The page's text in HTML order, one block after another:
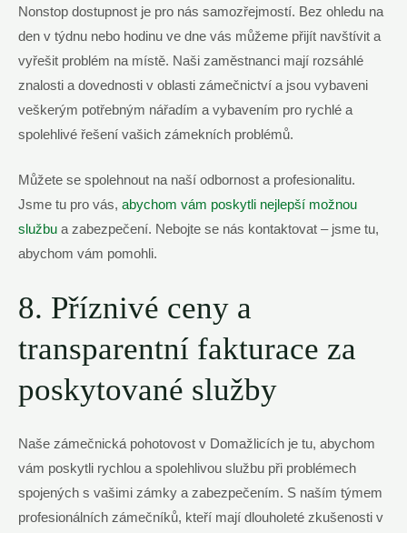
Nonstop dostupnost je pro nás samozřejmostí. Bez ohledu na
den v týdnu nebo hodinu ve dne vás můžeme přijít navštívit a
vyřešit problém na místě. Naši zaměstnanci mají rozsáhlé
znalosti a dovednosti v oblasti zámečnictví a jsou vybaveni
veškerým potřebným nářadím a vybavením pro rychlé a
spolehlivé řešení vašich zámekních problémů.
Můžete se spolehnout na naší odbornost a profesionalitu.
Jsme tu pro vás, abychom vám poskytli nejlepší možnou
službu a zabezpečení. Nebojte se nás kontaktovat – jsme tu,
abychom vám pomohli.
8. Příznivé ceny a
transparentní fakturace za
poskytované služby
Naše zámečnická pohotovost v Domažlicích je tu, abychom
vám poskytli rychlou a spolehlivou službu při problémech
spojených s vašimi zámky a zabezpečením. S naším týmem
profesionálních zámečníků, kteří mají dlouholeté zkušenosti v